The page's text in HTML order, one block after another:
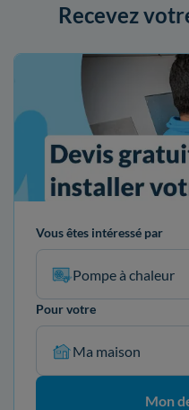
Recevez
Vous êtes intéressé par
Pompe à chaleur
Pour votre
Ma maison
Mon